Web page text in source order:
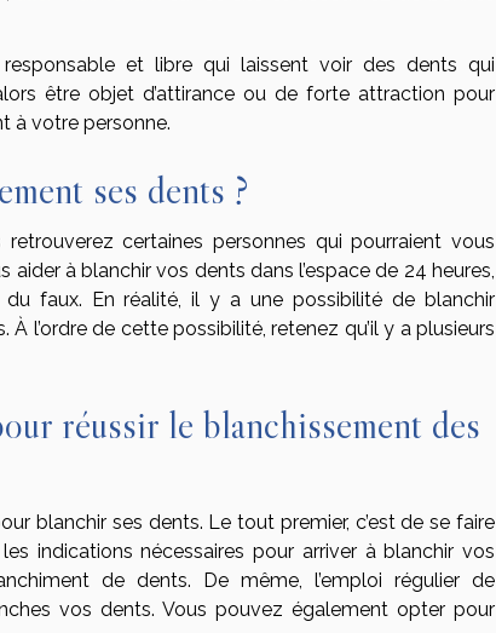
et libre qui laissent voir des dents qui
être objet d’attirance ou de forte attraction pour
à votre personne.
ses dents ?
certaines personnes qui pourraient vous
à blanchir vos dents dans l’espace de 24 heures,
faux. En réalité, il y a une possibilité de blanchir
l’ordre de cette possibilité, retenez qu’il y a plusieurs
réussir le blanchissement des
blanchir ses dents. Le tout premier, c’est de se faire
indications nécessaires pour arriver à blanchir vos
de dents. De même, l’emploi régulier de
vos dents. Vous pouvez également opter pour